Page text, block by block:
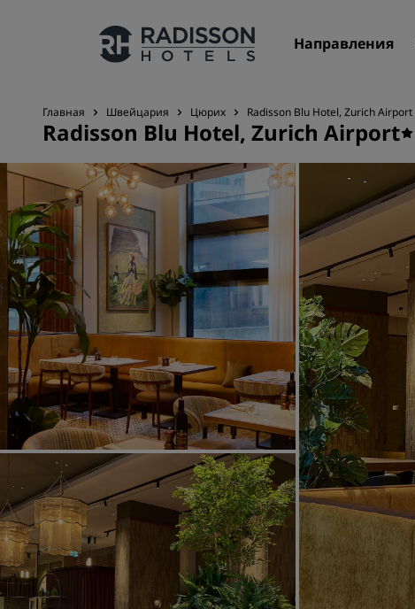
Направления
Наши бренды
Бренды Radisson Hotels
Аффилированные бренды в Китае
Главная Швейцария Цюрих Radisson Blu Hotel, Zurich Airport
Radisson Blu Hotel, Zurich Airport